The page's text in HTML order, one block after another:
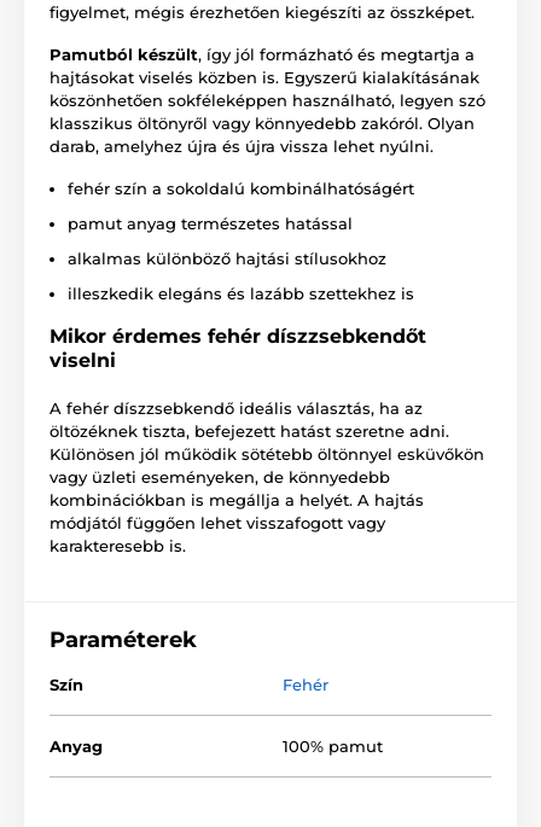
figyelmet, mégis érezhetően kiegészíti az összképet.
Pamutból készült, így jól formázható és megtartja a
hajtásokat viselés közben is. Egyszerű kialakításának
köszönhetően sokféleképpen használható, legyen szó
klasszikus öltönyről vagy könnyedebb zakóról. Olyan
darab, amelyhez újra és újra vissza lehet nyúlni.
fehér szín a sokoldalú kombinálhatóságért
pamut anyag természetes hatással
alkalmas különböző hajtási stílusokhoz
illeszkedik elegáns és lazább szettekhez is
Mikor érdemes fehér díszzsebkendőt
viselni
A fehér díszzsebkendő ideális választás, ha az
öltözéknek tiszta, befejezett hatást szeretne adni.
Különösen jól működik sötétebb öltönnyel esküvőkön
vagy üzleti eseményeken, de könnyedebb
kombinációkban is megállja a helyét. A hajtás
módjától függően lehet visszafogott vagy
karakteresebb is.
Paraméterek
Szín Fehér
Anyag 100% pamut